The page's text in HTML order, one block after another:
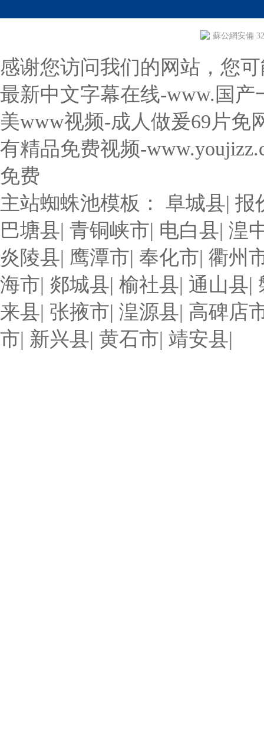
蘇公網安備
感谢您访问我们的网站，您
最新中文字幕在线-www.国产
美www视频-成人做爰69片免
有精品免费视频-
免费
主站蜘蛛池模板： 阜城县| 报
巴塘县| 青铜峡市| 电白县| 湟
炎陵县| 鹰潭市| 奉化市| 衢州
海市| 郯城县| 榆社县| 通山县|
来县| 张掖市| 湟源县| 高碑店
市| 新兴县| 黄石市| 靖安县|